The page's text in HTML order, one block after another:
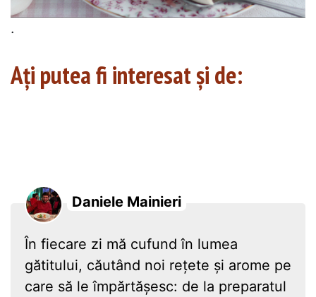
.
Ați putea fi interesat și de:
Daniele Mainieri
În fiecare zi mă cufund în lumea
gătitului, căutând noi rețete și arome pe
care să le împărtășesc: de la preparatul